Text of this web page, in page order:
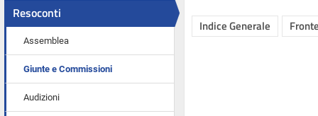
Resoconti
Assemblea
Giunte e Commissioni
Audizioni
Indice Generale